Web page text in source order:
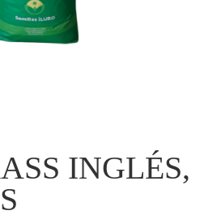
INGLÉS,